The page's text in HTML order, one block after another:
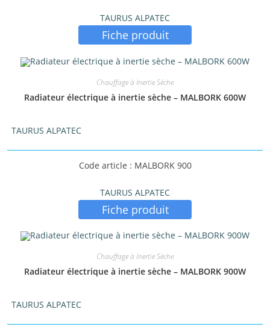
TAURUS ALPATEC
Fiche produit
Chauffage à Inertie Sèche
Radiateur électrique à inertie sèche – MALBORK 600W
TAURUS ALPATEC
Code article : MALBORK 900
TAURUS ALPATEC
Fiche produit
Chauffage à Inertie Sèche
Radiateur électrique à inertie sèche – MALBORK 900W
TAURUS ALPATEC